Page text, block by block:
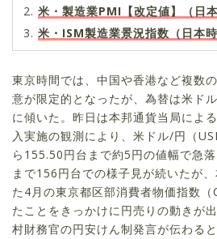
米・製造業PMI【改定値】（日
米・ISM製造業景況指数（日本
東京時間では、中国や香港など複数
意が限定的となったが、為替は米ド
に傾いた。昨日は本邦通貨当局によ
入実施の観測により、米ドル/円（
ら155.50円台まで約5円の値幅で急
まで156円台での様子見が続いたが
た4月の東京都区部消費者物価指数
たことをきっかけに円売りの動きが
村財務官の円安けん制発言が伝わる